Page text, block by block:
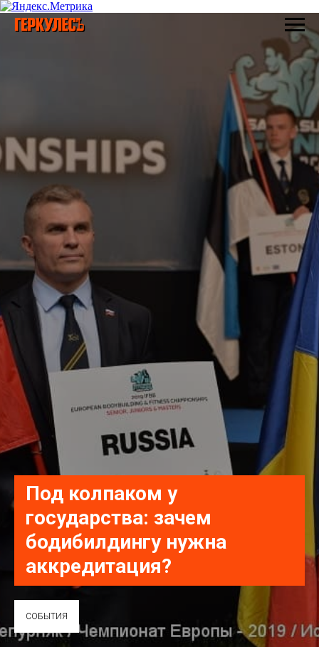
Под колпаком у
государства: зачем
бодибилдингу нужна
аккредитация?
СОБЫТИЯ